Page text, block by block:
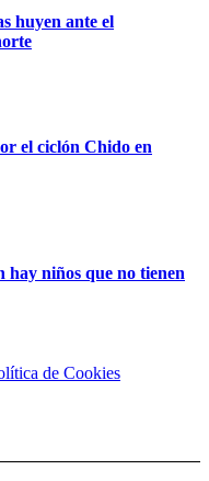
huyen ante el
el ciclón Chido en
hay niños que no tienen
de Cookies